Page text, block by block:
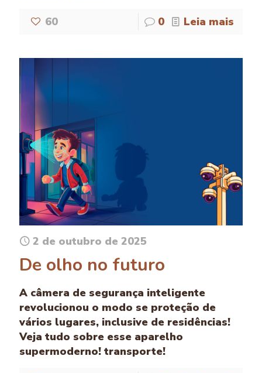
60 0 Leia mais
2 de outubro de 2025
De olho no futuro
A câmera de segurança inteligente
revolucionou o modo se proteção de
vários lugares, inclusive de residências!
Veja tudo sobre esse aparelho
supermoderno! transporte!